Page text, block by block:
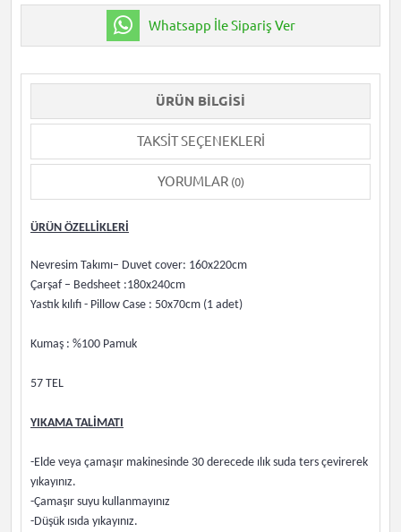
Whatsapp İle Sipariş Ver
ÜRÜN BILGISI
TAKSIT SEÇENEKLERI
YORUMLAR (0)
ÜRÜN ÖZELLİKLERİ
Nevresim Takımı– Duvet cover: 160x220cm
Çarşaf – Bedsheet :180x240cm
Yastık kılıfı - Pillow Case : 50x70cm (1 adet)
Kumaş : %100 Pamuk
57 TEL
YIKAMA TALİMATI
-Elde veya çamaşır makinesinde 30 derecede ılık suda ters çevirerek
yıkayınız.
-Çamaşır suyu kullanmayınız
-Düşük ısıda yıkayınız.